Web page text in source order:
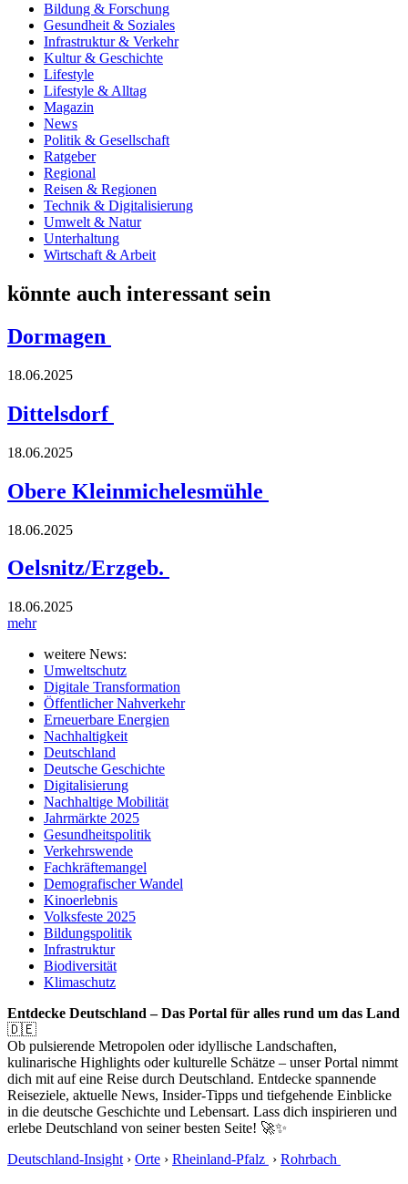
Bildung & Forschung
Gesundheit & Soziales
Infrastruktur & Verkehr
Kultur & Geschichte
Lifestyle
Lifestyle & Alltag
Magazin
News
Politik & Gesellschaft
Ratgeber
Regional
Reisen & Regionen
Technik & Digitalisierung
Umwelt & Natur
Unterhaltung
Wirtschaft & Arbeit
könnte auch interessant sein
Dormagen
18.06.2025
Dittelsdorf
18.06.2025
Obere Kleinmichelesmühle
18.06.2025
Oelsnitz/Erzgeb.
18.06.2025
mehr
weitere News:
Umweltschutz
Digitale Transformation
Öffentlicher Nahverkehr
Erneuerbare Energien
Nachhaltigkeit
Deutschland
Deutsche Geschichte
Digitalisierung
Nachhaltige Mobilität
Jahrmärkte 2025
Gesundheitspolitik
Verkehrswende
Fachkräftemangel
Demografischer Wandel
Kinoerlebnis
Volksfeste 2025
Bildungspolitik
Infrastruktur
Biodiversität
Klimaschutz
Entdecke Deutschland – Das Portal für alles rund um das Land
🇩🇪
Ob pulsierende Metropolen oder idyllische Landschaften,
kulinarische Highlights oder kulturelle Schätze – unser Portal nimmt
dich mit auf eine Reise durch Deutschland. Entdecke spannende
Reiseziele, aktuelle News, Insider-Tipps und tiefgehende Einblicke
in die deutsche Geschichte und Lebensart. Lass dich inspirieren und
erlebe Deutschland von seiner besten Seite! 🚀✨
Deutschland-Insight › Orte › Rheinland-Pfalz › Rohrbach